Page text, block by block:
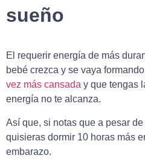
sueño
El requerir energía de más
bebé crezca y se vaya
vez más cansada y que tengas
energía no te alcanza.
Así que, si notas que a pesar
quisieras dormir 10 horas más
embarazo.